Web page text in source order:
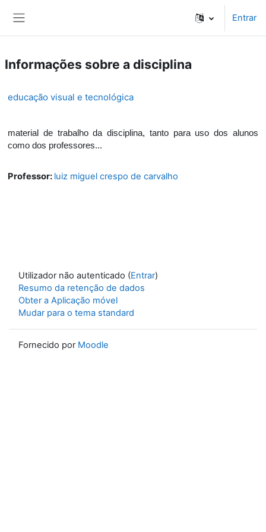
Entrar
Informações sobre a disciplina
educação visual e tecnológica
material de trabalho da disciplina, tanto para uso dos alunos
como dos professores...
Professor: luiz miguel crespo de carvalho
Utilizador não autenticado (Entrar)
Resumo da retenção de dados
Obter a Aplicação móvel
Mudar para o tema standard
Fornecido por Moodle